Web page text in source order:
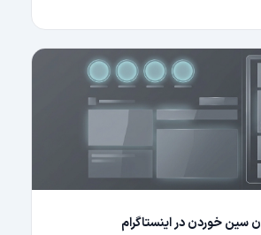
سین خوردن در اینستاگرام